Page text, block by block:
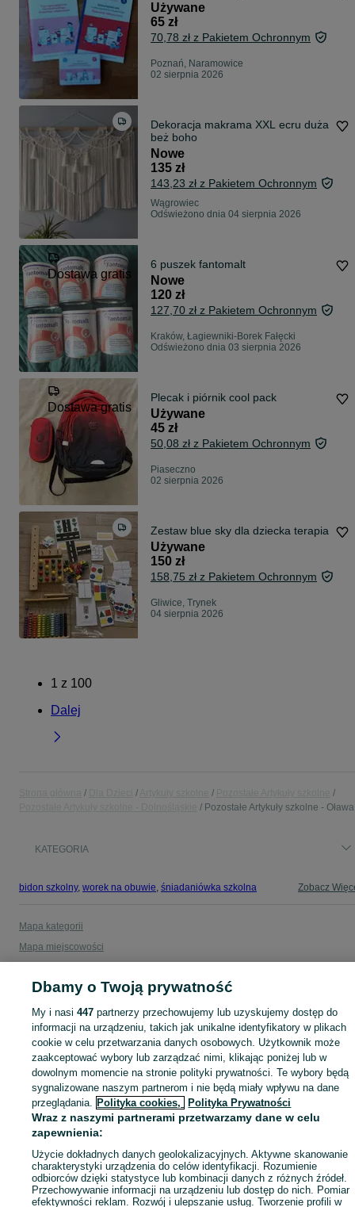
Używane
65 zł
70,78 zł z Pakietem Ochronnym
Poznań, Naramowice
02 sierpnia 2026
Dekoracja makrama XXL ecru duża
beż boho
Nowe
135 zł
143,23 zł z Pakietem Ochronnym
Wągrowiec
Odświeżono dnia 04 sierpnia 2026
Dostawa gratis
6 puszek fantomalt
Nowe
120 zł
127,70 zł z Pakietem Ochronnym
Kraków, Łagiewniki-Borek Fałęcki
Odświeżono dnia 03 sierpnia 2026
Dostawa gratis
Plecak i piórnik cool pack
Używane
45 zł
50,08 zł z Pakietem Ochronnym
Piaseczno
02 sierpnia 2026
Zestaw blue sky dla dziecka terapia
Używane
150 zł
158,75 zł z Pakietem Ochronnym
Gliwice, Trynek
04 sierpnia 2026
1 z 100
Dalej
Pozostałe Artykuły szkolne - Oława
KATEGORIA
bidon szkolny, worek na obuwie, śniadaniówka szkolna Zobacz
Mapa kategorii
Mapa miejscowości
Popularne wyszukiwania
Dbamy o Twoją prywatność
My i nasi447 partnerzy przechowujemy lub uzyskujemy dostęp do
informacji na urządzeniu, takich jak unikalne identyfikatory w plikach
cookie w celu przetwarzania danych osobowych. Użytkownik może
zaakceptować wybory lub zarządzać nimi, klikając poniżej lub w
dowolnym momencie na stronie polityki prywatności. Te wybory będą
sygnalizowane naszym partnerom i nie będą miały wpływu na dane
przeglądania. Polityka cookies, Polityka Prywatności
Wraz z naszymi partnerami przetwarzamy dane w celu
zapewnienia:
Użycie dokładnych danych geolokalizacyjnych. Aktywne skanowanie
charakterystyki urządzenia do celów identyfikacji. Rozumienie
odbiorców dzięki statystyce lub kombinacji danych z różnych źródeł.
Przechowywanie informacji na urządzeniu lub dostęp do nich. Pomiar
efektywności reklam. Rozwój i ulepszanie usług. Tworzenie profili w